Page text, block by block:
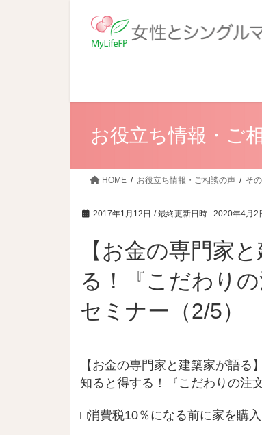
お役立ち情報・ご
HOME お役立ち情報・ご相談の声 そ
2017年1月12日 / 最終更新日時 : 2020年4月2
【お金の専門家
る！『こだわり
セミナー（2/5）
【お金の専門家と建築家が語る】
知ると得する！『こだわりの注
□消費税10％になる前に家を購